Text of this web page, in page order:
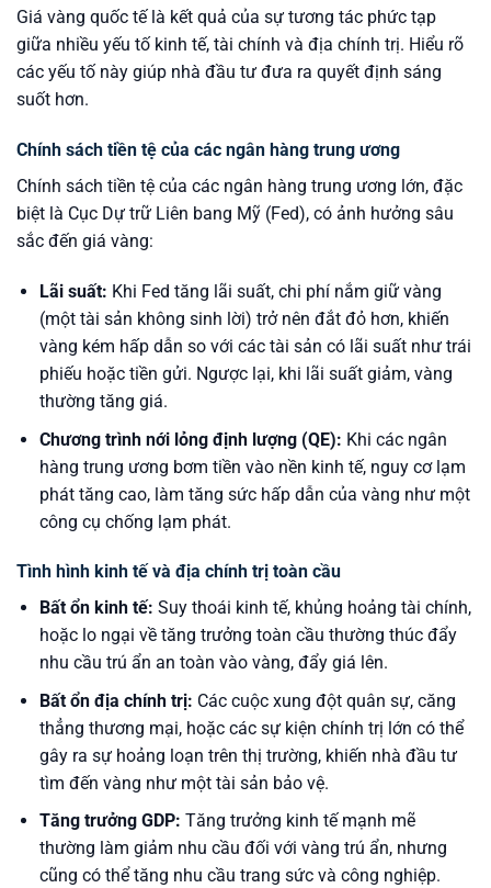
Giá vàng quốc tế là kết quả của sự tương tác phức tạp
giữa nhiều yếu tố kinh tế, tài chính và địa chính trị. Hiểu rõ
các yếu tố này giúp nhà đầu tư đưa ra quyết định sáng
suốt hơn.
Chính sách tiền tệ của các ngân hàng trung ương
Chính sách tiền tệ của các ngân hàng trung ương lớn, đặc
biệt là Cục Dự trữ Liên bang Mỹ (Fed), có ảnh hưởng sâu
sắc đến giá vàng:
Lãi suất: Khi Fed tăng lãi suất, chi phí nắm giữ vàng
(một tài sản không sinh lời) trở nên đắt đỏ hơn, khiến
vàng kém hấp dẫn so với các tài sản có lãi suất như trái
phiếu hoặc tiền gửi. Ngược lại, khi lãi suất giảm, vàng
thường tăng giá.
Chương trình nới lỏng định lượng (QE): Khi các ngân
hàng trung ương bơm tiền vào nền kinh tế, nguy cơ lạm
phát tăng cao, làm tăng sức hấp dẫn của vàng như một
công cụ chống lạm phát.
Tình hình kinh tế và địa chính trị toàn cầu
Bất ổn kinh tế: Suy thoái kinh tế, khủng hoảng tài chính,
hoặc lo ngại về tăng trưởng toàn cầu thường thúc đẩy
nhu cầu trú ẩn an toàn vào vàng, đẩy giá lên.
Bất ổn địa chính trị: Các cuộc xung đột quân sự, căng
thẳng thương mại, hoặc các sự kiện chính trị lớn có thể
gây ra sự hoảng loạn trên thị trường, khiến nhà đầu tư
tìm đến vàng như một tài sản bảo vệ.
Tăng trưởng GDP: Tăng trưởng kinh tế mạnh mẽ
thường làm giảm nhu cầu đối với vàng trú ẩn, nhưng
cũng có thể tăng nhu cầu trang sức và công nghiệp.